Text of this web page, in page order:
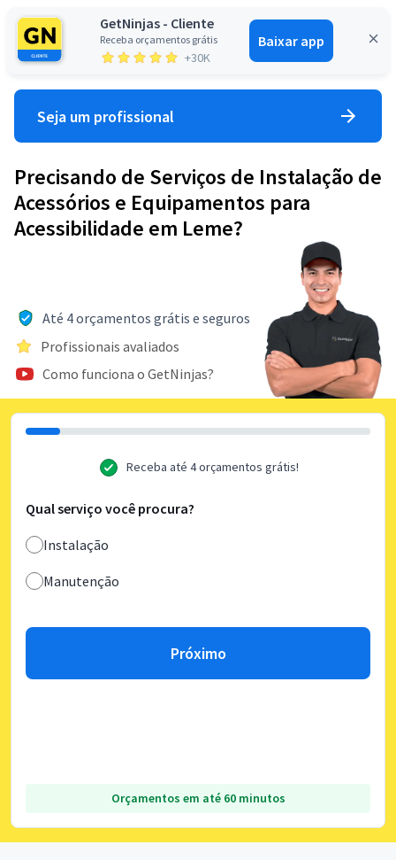
GetNinjas - Cliente
Receba orçamentos grátis
+30K
Baixar app
Entrar
Seja um profissional
Precisando de Serviços de Instalação de
Acessórios e Equipamentos para
Acessibilidade em Leme?
Até 4 orçamentos grátis e seguros
Profissionais avaliados
Como funciona o GetNinjas?
Receba até 4 orçamentos grátis!
Qual serviço você procura?
Instalação
Manutenção
Próximo
Orçamentos em até 60 minutos